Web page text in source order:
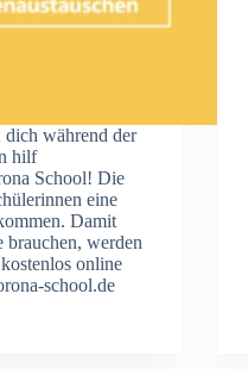
dich während der
hilf
School! Die
eine
Damit
werden
online
school.de